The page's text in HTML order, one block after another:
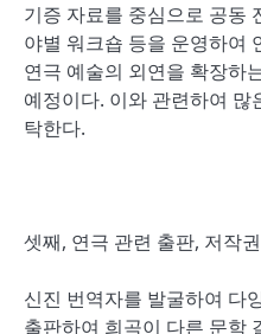
기증 자료를 중심으로 공동
야별 워크숍 등을 운영하여
연극 예술의 외연을 확장하
예정이다. 이와 관련하여
탁한다.
셋째, 연극 관련 출판, 저작
신진 번역자를 발굴하여 다
출판하여 희곡이 다른 문학